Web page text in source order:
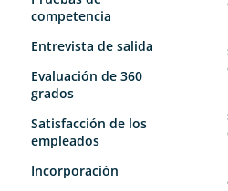
competencia
Entrevista de salida
Evaluación de 360
grados
Satisfacción de los
empleados
Incorporación